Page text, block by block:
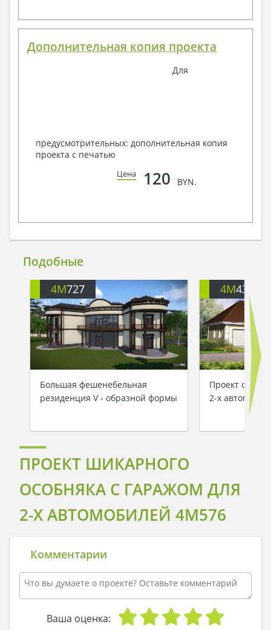
Дополнительная копия проекта
Для
предусмотрительных: дополнительная копия
проекта с печатью
Цена 120 BYN.
Подобные
4M727
Большая фешенебельная
резиденция V - образной формы
4M434
Проект
2-х автомашин
ПРОЕКТ ШИКАРНОГО
ОСОБНЯКА С ГАРАЖОМ ДЛЯ
2-Х АВТОМОБИЛЕЙ 4M576
Комментарии
Ваша оценка: